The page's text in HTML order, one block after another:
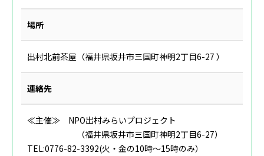
場所
出村北前茶屋（福井県坂井市三国町神明2丁目6-27 ）
連絡先
≪主催≫ NPO出村みらいプロジェクト
（福井県坂井市三国町神明2丁目6-27）
TEL:0776-82-3392(火・金の10時～15時のみ）